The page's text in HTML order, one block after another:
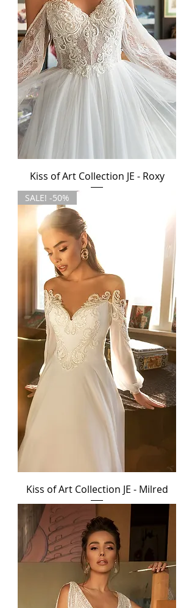
Kiss of Art Collection JE - Roxy
SALE! -50%
Kiss of Art Collection JE - Milred